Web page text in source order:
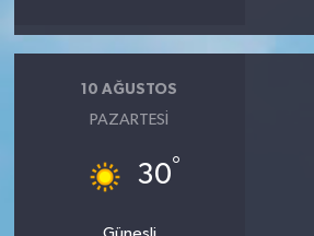
10 AĞUSTOS
PAZARTESI
30°
Sağlık
SİYASET